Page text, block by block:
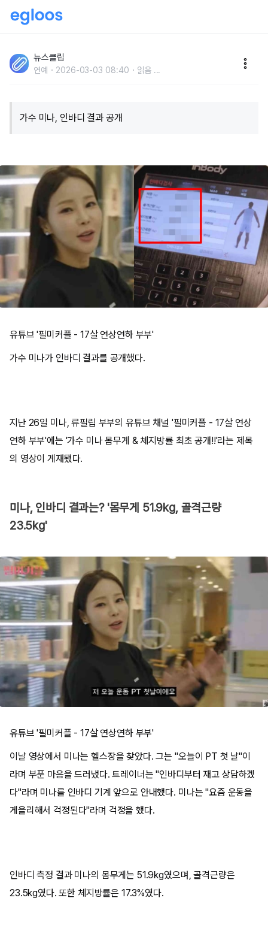
'올해 50살' 미나의 놀라운 인바디 결과
뉴스클립
연예 2026-03-03 08:40 읽음 ...
​가수 미나, 인바디 결과 공개
유튜브 '필미커플 - 17살 연상연하 부부'
가수 미나가 인바디 결과를 공개했다.
지난 26일 미나, 류필립 부부의 유튜브 채널 '필미커플 - 17살 연상
연하 부부'에는 '가수 미나 몸무게 & 체지방률 최초 공개!!'라는 제목
의 영상이 게재됐다.
미나, 인바디 결과는? '몸무게 51.9kg, 골격근량
23.5kg'
유튜브 '필미커플 - 17살 연상연하 부부'
이날 영상에서 미나는 헬스장을 찾았다. 그는 "오늘이 PT 첫 날"이
라며 부푼 마음을 드러냈다. 트레이너는 "인바디부터 재고 상담하겠
다"라며 미나를 인바디 기계 앞으로 안내했다. 미나는 "요즘 운동을
게을리해서 걱정된다"라며 걱정을 했다.
인바디 측정 결과 미나의 몸무게는 51.9kg였으며, 골격근량은
23.5kg였다. 또한 체지방률은 17.3%였다.